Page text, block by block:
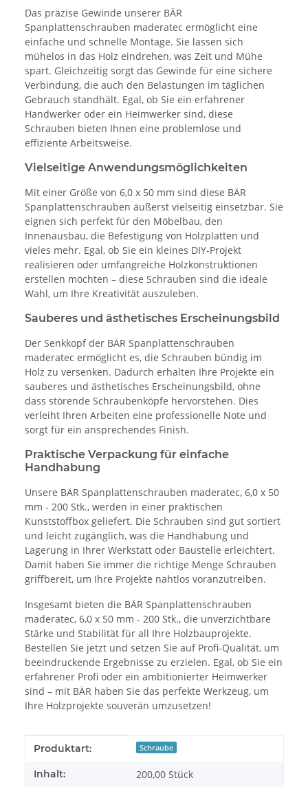
Das präzise Gewinde unserer BÄR
Spanplattenschrauben maderatec ermöglicht eine
einfache und schnelle Montage. Sie lassen sich
mühelos in das Holz eindrehen, was Zeit und Mühe
spart. Gleichzeitig sorgt das Gewinde für eine sichere
Verbindung, die auch den Belastungen im täglichen
Gebrauch standhält. Egal, ob Sie ein erfahrener
Handwerker oder ein Heimwerker sind, diese
Schrauben bieten Ihnen eine problemlose und
effiziente Arbeitsweise.
Vielseitige Anwendungsmöglichkeiten
Mit einer Größe von 6,0 x 50 mm sind diese BÄR
Spanplattenschrauben äußerst vielseitig einsetzbar. Sie
eignen sich perfekt für den Möbelbau, den
Innenausbau, die Befestigung von Holzplatten und
vieles mehr. Egal, ob Sie ein kleines DIY-Projekt
realisieren oder umfangreiche Holzkonstruktionen
erstellen möchten – diese Schrauben sind die ideale
Wahl, um Ihre Kreativität auszuleben.
Sauberes und ästhetisches Erscheinungsbild
Der Senkkopf der BÄR Spanplattenschrauben
maderatec ermöglicht es, die Schrauben bündig im
Holz zu versenken. Dadurch erhalten Ihre Projekte ein
sauberes und ästhetisches Erscheinungsbild, ohne
dass störende Schraubenköpfe hervorstehen. Dies
verleiht Ihren Arbeiten eine professionelle Note und
sorgt für ein ansprechendes Finish.
Praktische Verpackung für einfache
Handhabung
Unsere BÄR Spanplattenschrauben maderatec, 6,0 x 50
mm - 200 Stk., werden in einer praktischen
Kunststoffbox geliefert. Die Schrauben sind gut sortiert
und leicht zugänglich, was die Handhabung und
Lagerung in Ihrer Werkstatt oder Baustelle erleichtert.
Damit haben Sie immer die richtige Menge Schrauben
griffbereit, um Ihre Projekte nahtlos voranzutreiben.
Insgesamt bieten die BÄR Spanplattenschrauben
maderatec, 6,0 x 50 mm - 200 Stk., die unverzichtbare
Stärke und Stabilität für all Ihre Holzbauprojekte.
Bestellen Sie jetzt und setzen Sie auf Profi-Qualität, um
beeindruckende Ergebnisse zu erzielen. Egal, ob Sie ein
erfahrener Profi oder ein ambitionierter Heimwerker
sind – mit BÄR haben Sie das perfekte Werkzeug, um
Ihre Holzprojekte souverän umzusetzen!
Produkteigenschaft
Wert
Produktart: Schraube
Inhalt: 200,00 Stück